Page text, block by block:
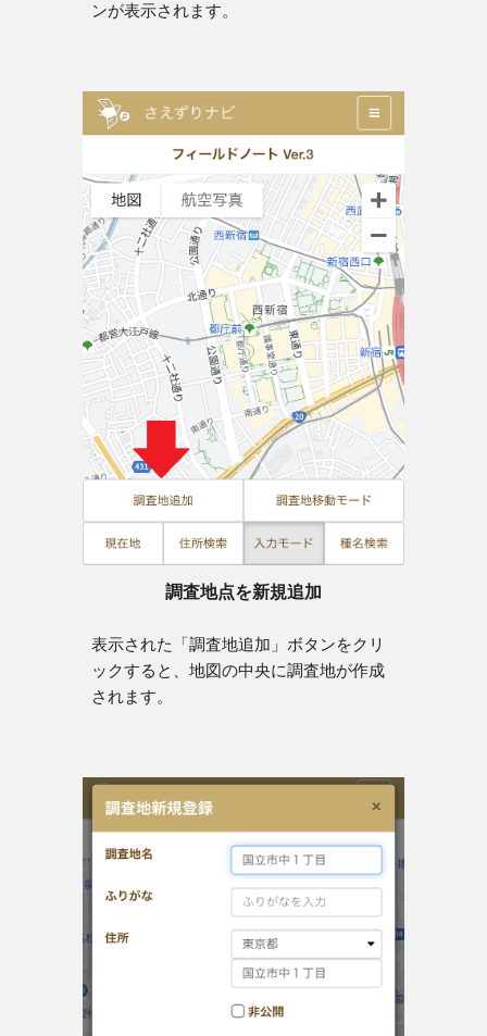
ンが表示されます。
調査地点を新規追加
表示された「調査地追加」ボタンをクリ
ックすると、地図の中央に調査地が作成
されます。